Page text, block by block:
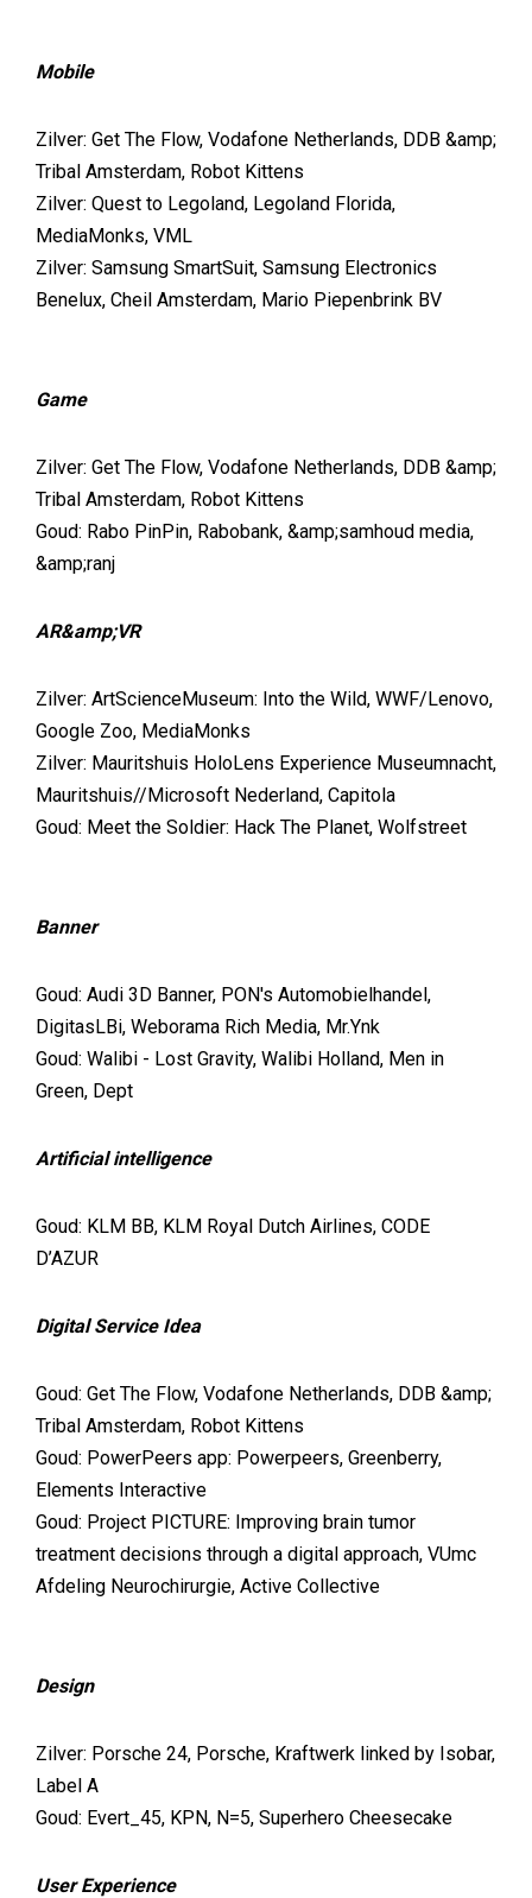
Mobile
Zilver: Get The Flow, Vodafone Netherlands, DDB &amp;
Tribal Amsterdam, Robot Kittens
Zilver: Quest to Legoland, Legoland Florida,
MediaMonks, VML
Zilver: Samsung SmartSuit, Samsung Electronics
Benelux, Cheil Amsterdam, Mario Piepenbrink BV
Game
Zilver: Get The Flow, Vodafone Netherlands, DDB &amp;
Tribal Amsterdam, Robot Kittens
Goud: Rabo PinPin, Rabobank, &amp;samhoud media,
&amp;ranj
AR&amp;VR
Zilver: ArtScienceMuseum: Into the Wild, WWF/Lenovo,
Google Zoo, MediaMonks
Zilver: Mauritshuis HoloLens Experience Museumnacht,
Mauritshuis//Microsoft Nederland, Capitola
Goud: Meet the Soldier: Hack The Planet, Wolfstreet
Banner
Goud: Audi 3D Banner, PON's Automobielhandel,
DigitasLBi, Weborama Rich Media, Mr.Ynk
Goud: Walibi - Lost Gravity, Walibi Holland, Men in
Green, Dept
Artificial intelligence
Goud: KLM BB, KLM Royal Dutch Airlines, CODE
D’AZUR
Digital Service Idea
Goud: Get The Flow, Vodafone Netherlands, DDB &amp;
Tribal Amsterdam, Robot Kittens
Goud: PowerPeers app: Powerpeers, Greenberry,
Elements Interactive
Goud: Project PICTURE: Improving brain tumor
treatment decisions through a digital approach, VUmc
Afdeling Neurochirurgie, Active Collective
Design
Zilver: Porsche 24, Porsche, Kraftwerk linked by Isobar,
Label A
Goud: Evert_45, KPN, N=5, Superhero Cheesecake
User Experience